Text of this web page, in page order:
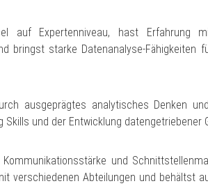
auf Expertenniveau, hast Erfahrung
bringst starke Datenanalyse-Fähigkeiten
ausgeprägtes analytisches Denken
Skills und der Entwicklung datengetriebener
und
verschiedenen Abteilungen und behältst